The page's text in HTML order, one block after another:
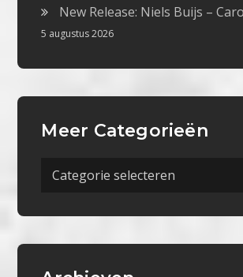
New Release: Niels Buijs –
5 augustus 2026
Meer Categorieën
Meer